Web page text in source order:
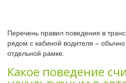
Перечень правил поведения в
рядом с кабиной водителя –
отдельной рамке.
Какое поведение